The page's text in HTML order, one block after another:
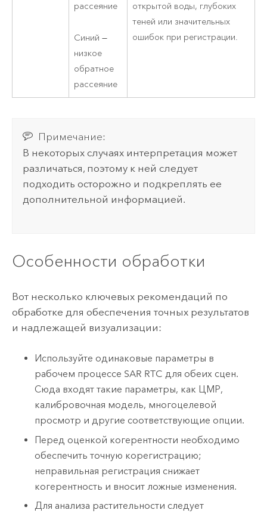
рассеяние
Синий —
низкое
обратное
рассеяние
открытой воды, глубоких
теней или значительных
ошибок при регистрации.
Примечание:
В некоторых случаях интерпретация может
различаться, поэтому к ней следует
подходить осторожно и подкреплять ее
дополнительной информацией.
Особенности обработки
Вот несколько ключевых рекомендаций по
обработке для обеспечения точных результатов
и надлежащей визуализации:
Используйте одинаковые параметры в
рабочем процессе SAR RTC для обеих сцен.
Сюда входят такие параметры, как ЦМР,
калибровочная модель, многоцелевой
просмотр и другие соответствующие опции.
Перед оценкой когерентности необходимо
обеспечить точную корегистрацию;
неправильная регистрация снижает
когерентность и вносит ложные изменения.
Для анализа растительности следует